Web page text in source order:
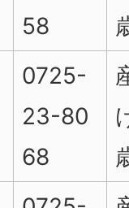
58
0725-
23-80
68